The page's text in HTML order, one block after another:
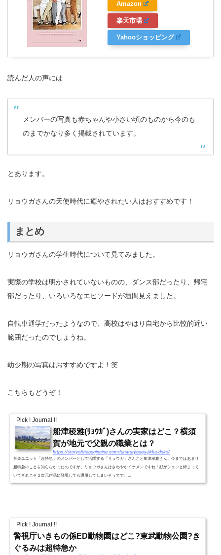
Amazon
楽天市場
Yahooショッピング
読んだ人の声には
メンバーの写真も赤ちゃんや小さい頃のものから今のも
のまでかなり多く掲載されています。
とあります。
リョウガさんの天使時代に癒やされたい人はおすすめです！
まとめ
リョウガさんの学生時代について見てみました。
実際の学校は明かされていないものの、ダンス部だったり、帰宅
部だったり、いろいろなエピソードが垣間見えました。
自転車通学だったようなので、高校はやはり自宅から比較的近い
範囲だったのでしょうね。
幼少期の写真はおすすめですよ！笑
こちらもどうぞ！
Pick ! Journal !!
船津稜雅(ﾘｮｳｶﾞ)さんの実家はどこ？横須
賀が地元で父親の職業とは？
https://storyofthebeginning.com/funaturyouga-jikka-doko/
音楽ユニット「超特急」のメンバーとして活躍する「リョウガ」さんこと船津稜雅さん。今まではあまり
超特急のことを知らなかったのですが、リョウガさんはさわやかイケメンですね！顔がシュッと締まって
いてそれこそ２次元作品に登場しても通用してしまいそうです。...
Pick ! Journal !!
警視庁いきもの係ED動物園はどこ?東武動物公園?き
ぐるみは超特急か